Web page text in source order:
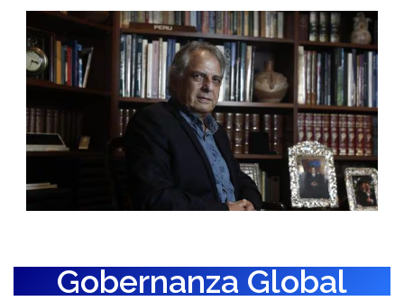
Gobernanza Global